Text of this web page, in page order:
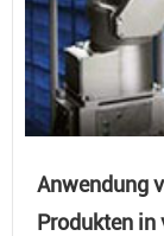
Anwendung
Produkten in